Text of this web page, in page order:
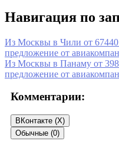
Навигация по
Из Москвы в Чили от
предложение от
Из Москвы в Панаму от
предложение от
Комментарии:
ВКонтакте (X)
Обычные (0)